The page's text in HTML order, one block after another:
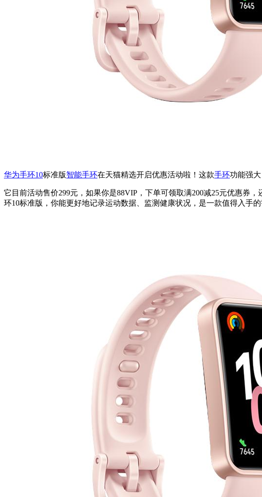
华为手环10标准版智能手环在天猫精选开启优惠活动啦！这款手环功能强
它目前活动售价299元，如果你是88VIP，下单可领取满200减25元优惠券
环10标准版，你能更好地记录运动数据、监测健康状况，是一款值得入手的